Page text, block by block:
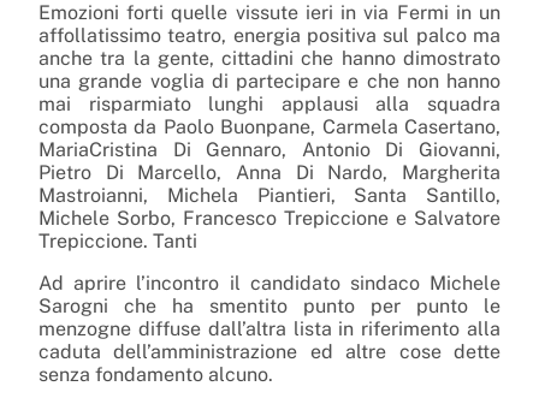
Emozioni forti quelle vissute ieri in via Fermi in un
affollatissimo teatro, energia positiva sul palco ma
anche tra la gente, cittadini che hanno dimostrato
una grande voglia di partecipare e che non hanno
mai risparmiato lunghi applausi alla squadra
composta da Paolo Buonpane, Carmela Casertano,
MariaCristina Di Gennaro, Antonio Di Giovanni,
Pietro Di Marcello, Anna Di Nardo, Margherita
Mastroianni, Michela Piantieri, Santa Santillo,
Michele Sorbo, Francesco Trepiccione e Salvatore
Trepiccione. Tanti
Ad aprire l’incontro il candidato sindaco Michele
Sarogni che ha smentito punto per punto le
menzogne diffuse dall’altra lista in riferimento alla
caduta dell’amministrazione ed altre cose dette
senza fondamento alcuno.